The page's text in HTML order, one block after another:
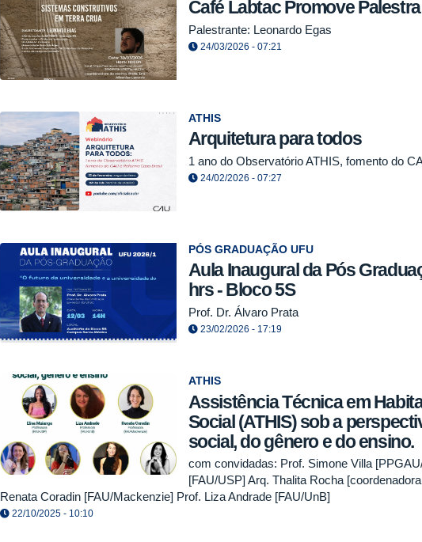
Café Labtac Promove
Palestrante: Leonardo Egas
24/03/2026 - 07:21
ATHIS
Arquitetura para todos
1 ano do Observatório ATHIS, fomento do
24/02/2026 - 07:27
PÓS GRADUAÇÃO UFU
Aula Inaugural da Pós
hrs - Bloco 5S
Prof. Dr. Álvaro Prata
23/02/2026 - 17:19
ATHIS
Assistência Técnica em
Social (ATHIS) sob a
social, do gênero e do ensino.
com convidadas: Prof. Simone Villa
[FAU/USP] Arq. Thalita Rocha
Renata Coradin [FAU/Mackenzie] Prof. Liza Andrade [FAU/UnB]
22/10/2025 - 10:10